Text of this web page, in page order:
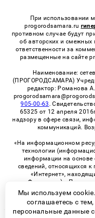
При использовании
progorodsamara.ru
противном случае будут
об авторских и смежных
ответственности за
размещенные на сайте
Наименование:
(ПРОГОРОДСАМАРА)
редактор: Романова
905-00-63 .
65325 от 12 апреля
надзору в сфере связи,
коммуникаций.
«На информационном
технологии
информации на основе
сведений, относящихся к
«Интернет»,
Федерации)».
технологий в виджетах
Мы используем
соглашаетесь с
персональные данные